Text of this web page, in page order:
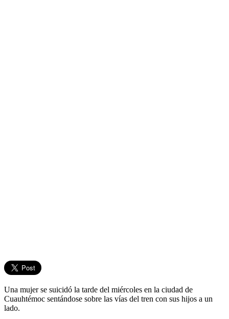
Una mujer se suicidó la tarde del miércoles en la ciudad de
Cuauhtémoc sentándose sobre las vías del tren con sus hijos a un
lado.